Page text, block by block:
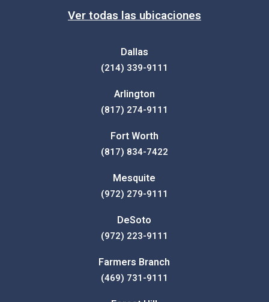
Ver todas las ubicaciones
Dallas
(214) 339-9111
Arlington
(817) 274-9111
Fort Worth
(817) 834-7422
Mesquite
(972) 279-9111
DeSoto
(972) 223-9111
Farmers Branch
(469) 731-9111